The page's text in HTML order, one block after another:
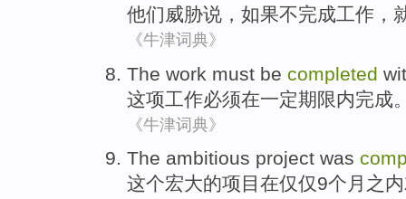
他们威胁说 ， 如果不完成工作 ，
《牛津词典》
The work must be completed
这项工作必须在一定期限内完成
《牛津词典》
The ambitious project was
这个宏大的项目在仅仅9个 月之内